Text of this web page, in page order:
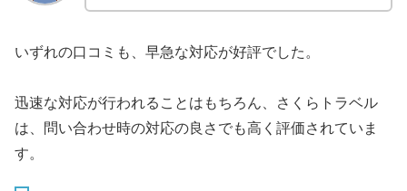
いずれの口コミも、早急な対応が好評でした。
迅速な対応が行われることはもちろん、さくらトラベル
は、問い合わせ時の対応の良さでも高く評価されていま
す。